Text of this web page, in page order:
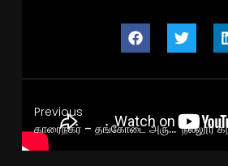
Previous
காரைநகர் – தங்கோடை அருள்மிகு நாகபூசணி அம்பாள் கோவில் ஏழாம் திருவிழா மாலை விசேட வசந்த மண்டப பூசை